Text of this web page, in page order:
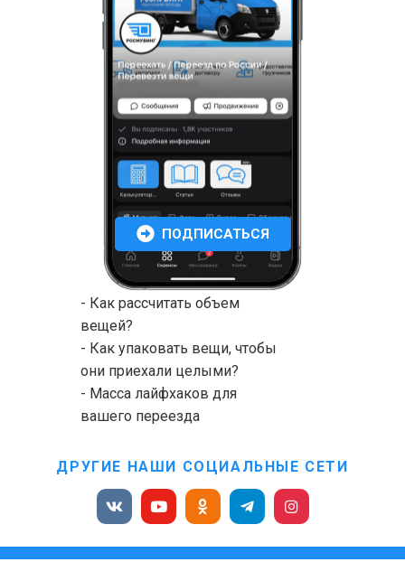
- Как рассчитать объем
вещей?
- Как упаковать вещи, чтобы
они приехали целыми?
- Масса лайфхаков для
вашего переезда
ПОДПИСАТЬСЯ
ДРУГИЕ НАШИ СОЦИАЛЬНЫЕ СЕТИ